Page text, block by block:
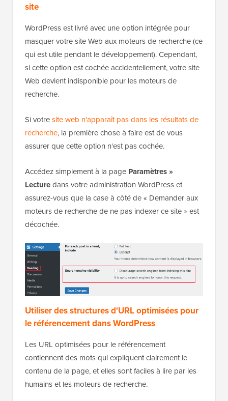
site
WordPress est livré avec une option intégrée pour
masquer votre site Web aux moteurs de recherche (ce
qui est utile pendant le développement). Cependant,
si cette option est cochée accidentellement, votre site
Web devient indisponible pour les moteurs de
recherche.
Si votresite web n'apparaît pas dans les résultats de
recherche, la première chose à faire est de vous
assurer que cette option n'est pas cochée.
Accédez simplement à la page Paramètres »
Lecturedans votre administration WordPress et
assurez-vous que la case à côté de « Demander aux
moteurs de recherche de ne pas indexer ce site » est
décochée.
Utiliser des structures d'URL optimisées pour
le référencement dans WordPress
Les URL optimisées pour le référencement
contiennent des mots qui expliquent clairement le
contenu de la page, et elles sont faciles à lire par les
humains et les moteurs de recherche.